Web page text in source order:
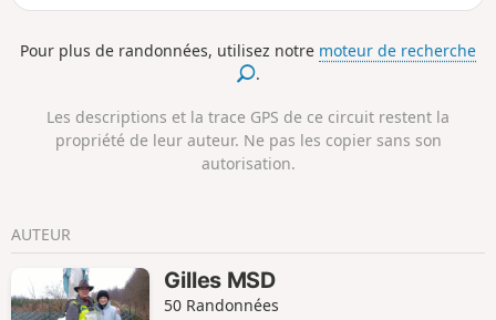
Pour plus de randonnées, utilisez notre moteur de recherche
.
Les descriptions et la trace GPS de ce circuit restent la
propriété de leur auteur. Ne pas les copier sans son
autorisation.
AUTEUR
Gilles MSD
50 Randonnées